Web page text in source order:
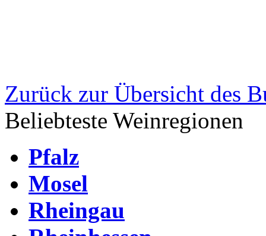
Zurück zur Übersicht des
Beliebteste Weinregionen
Pfalz
Mosel
Rheingau